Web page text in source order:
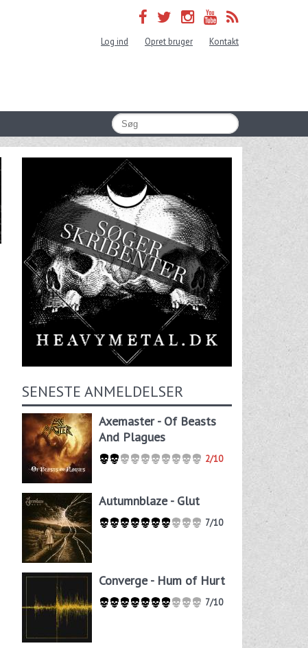
Log ind Opret bruger Kontakt
SENESTE ANMELDELSER
Axemaster - Of Beasts
And Plagues
2/10
Autumnblaze - Glut
7/10
Converge - Hum of Hurt
7/10